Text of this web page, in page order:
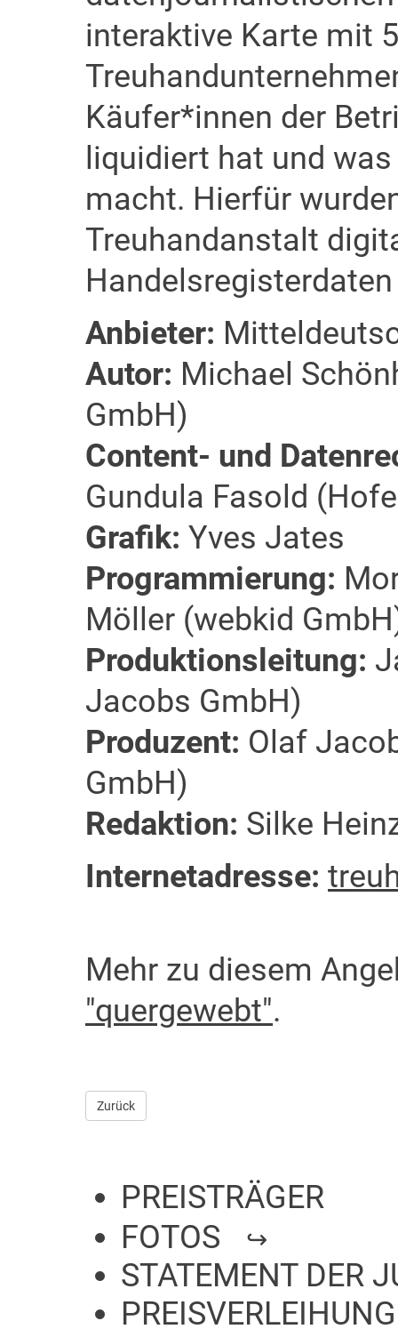
interaktive Karte mit
Käufer*innen der
liquidiert hat und
macht. Hierfür
Treuhandanstalt
Anbieter:
Autor: Michael
GmbH)
Content- und
Gundula Fasold
Grafik: Yves Jates
Programmierung:
Möller (webkid
Produktionsleitung:
Jacobs GmbH)
Produzent: Olaf
GmbH)
Redaktion: Silke
Internetadresse:
Mehr zu diesem
"quergewebt".
Zurück
PREISTRÄGER
FOTOS
STATEMENT DER
PREISVERLEIHUNG